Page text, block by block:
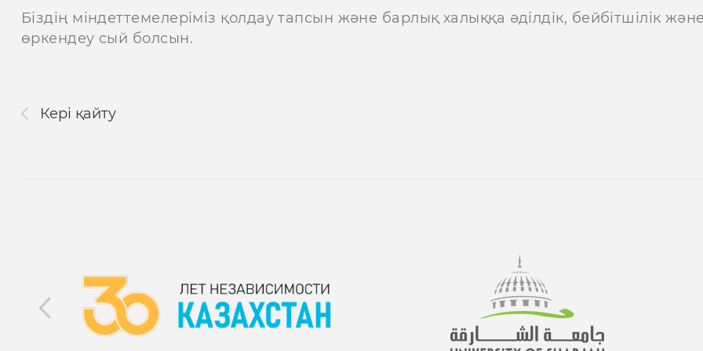
Біздің міндеттемелеріміз қолдау тапсын және барлық халыққа әділдік, бейбітшілік
өркендеу сый болсын.
Кері қайту